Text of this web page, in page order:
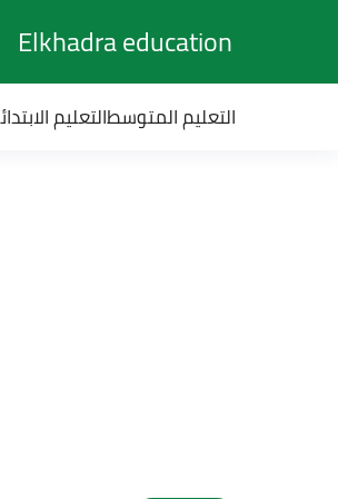
Elkhadra education
التعليم المتوسطالتعليم